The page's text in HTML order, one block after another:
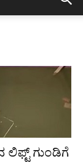
ಲಿಫ್ಟ್ ಗುಂಡಿಗೆ